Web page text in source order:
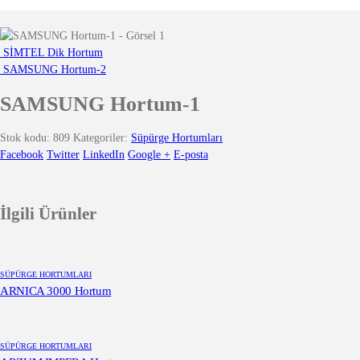
SİMTEL Dik Hortum
SAMSUNG Hortum-2
SAMSUNG Hortum-1
Stok kodu: 809 Kategoriler: Süpürge Hortumları
Facebook Twitter LinkedIn Google + E-posta
İlgili Ürünler
SÜPÜRGE HORTUMLARI
ARNICA 3000 Hortum
SÜPÜRGE HORTUMLARI